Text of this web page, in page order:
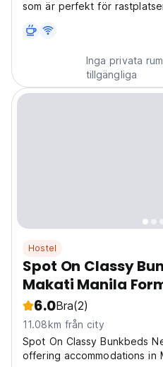
som är perfekt för
minuters promenad från
Inga privata rum
tillgängliga
Hostel
Spot On Classy
Makati Manila
Madrid
6.0Bra(2)
11.08km från city
Spot On Classy Bunkbeds
offering accommodations in